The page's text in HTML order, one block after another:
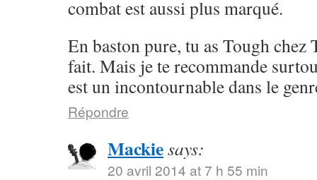
combat est aussi plus marqué.
En baston pure, tu as Tough chez
fait. Mais je te recommande
est un incontournable dans le
Répondre
Mackiesays:
20 avril 2014 at 7 h 55 min